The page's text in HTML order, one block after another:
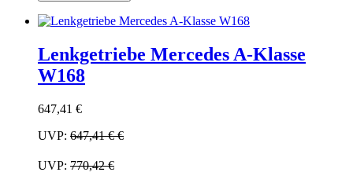
Lenkgetriebe Mercedes A-Klasse
W168
647,41 €
UVP: 647,41 €€
UVP: 770,42 €